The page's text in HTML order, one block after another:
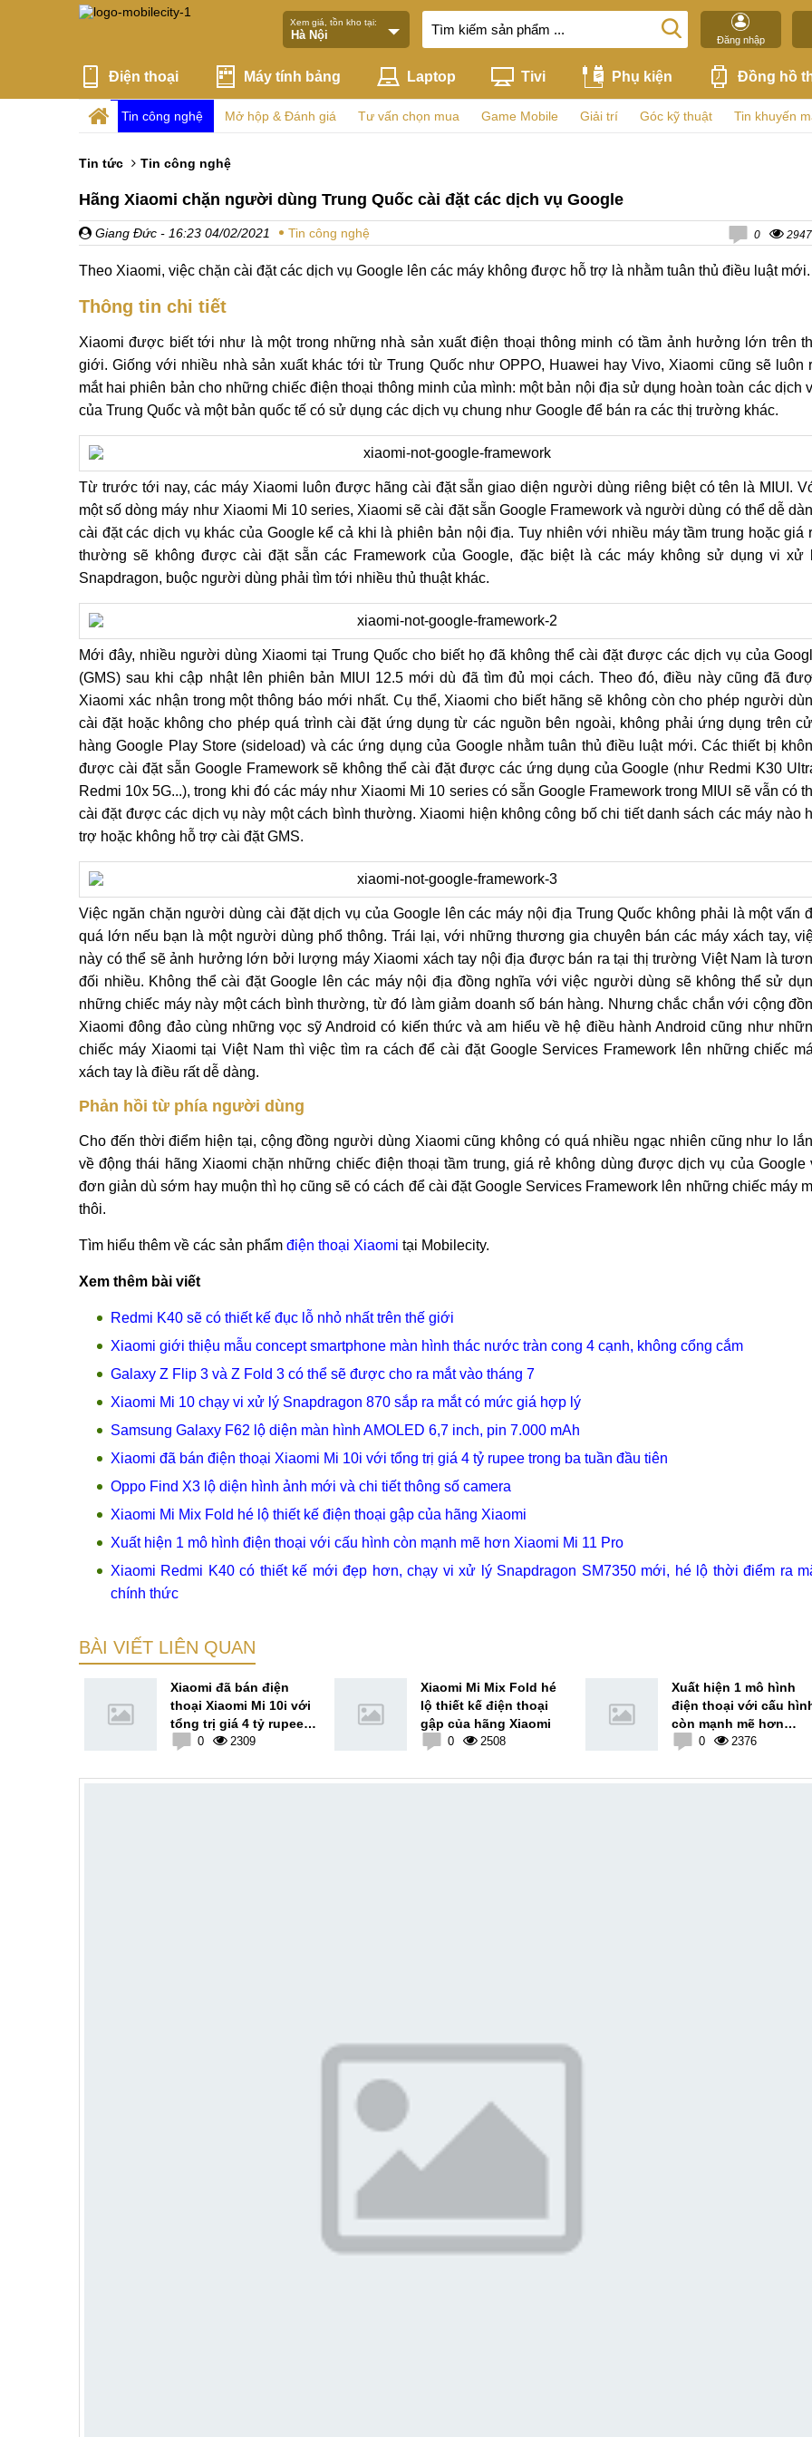
Xem giá, tồn kho tại:
Đăng nhập
Điện thoại Máy tính bảng Laptop Tivi Phụ kiện Đồng hồ
Tin công nghệ Mở hộp & Đánh giá Tư vấn chọn mua Game Mobile Giải trí Góc kỹ thuật Tin khuyến
Tin tức Tin công nghệ
Hãng Xiaomi chặn người dùng Trung Quốc cài đặt các dịch vụ Google
Giang Đức - 16:23 04/02/2021 Tin công nghệ 0 2947
Theo Xiaomi, việc chặn cài đặt các dịch vụ Google lên các máy không được hỗ trợ là nhằm tuân thủ điều luật mới.
Thông tin chi tiết
Xiaomi được biết tới như là một trong những nhà sản xuất điện thoại thông minh có tầm ảnh hưởng lớn trên
giới. Giống với nhiều nhà sản xuất khác tới từ Trung Quốc như OPPO, Huawei hay Vivo, Xiaomi cũng sẽ luôn
mắt hai phiên bản cho những chiếc điện thoại thông minh của mình: một bản nội địa sử dụng hoàn toàn các dịch
của Trung Quốc và một bản quốc tế có sử dụng các dịch vụ chung như Google để bán ra các thị trường khác.
Từ trước tới nay, các máy Xiaomi luôn được hãng cài đặt sẵn giao diện người dùng riêng biệt có tên là MIUI.
một số dòng máy như Xiaomi Mi 10 series, Xiaomi sẽ cài đặt sẵn Google Framework và người dùng có thể dễ
cài đặt các dịch vụ khác của Google kể cả khi là phiên bản nội địa. Tuy nhiên với nhiều máy tầm trung hoặc giá
thường sẽ không được cài đặt sẵn các Framework của Google, đặc biệt là các máy không sử dụng vi xử
Snapdragon, buộc người dùng phải tìm tới nhiều thủ thuật khác.
Mới đây, nhiều người dùng Xiaomi tại Trung Quốc cho biết họ đã không thể cài đặt được các dịch vụ của
(GMS) sau khi cập nhật lên phiên bản MIUI 12.5 mới dù đã tìm đủ mọi cách. Theo đó, điều này cũng đã
Xiaomi xác nhận trong một thông báo mới nhất. Cụ thể, Xiaomi cho biết hãng sẽ không còn cho phép người
cài đặt hoặc không cho phép quá trình cài đặt ứng dụng từ các nguồn bên ngoài, không phải ứng dụng trên
hàng Google Play Store (sideload) và các ứng dụng của Google nhằm tuân thủ điều luật mới. Các thiết bị
được cài đặt sẵn Google Framework sẽ không thể cài đặt được các ứng dụng của Google (như Redmi K30
Redmi 10x 5G...), trong khi đó các máy như Xiaomi Mi 10 series có sẵn Google Framework trong MIUI sẽ vẫn có
cài đặt được các dịch vụ này một cách bình thường. Xiaomi hiện không công bố chi tiết danh sách các máy nào
trợ hoặc không hỗ trợ cài đặt GMS.
Việc ngăn chặn người dùng cài đặt dịch vụ của Google lên các máy nội địa Trung Quốc không phải là một vấn
quá lớn nếu bạn là một người dùng phổ thông. Trái lại, với những thương gia chuyên bán các máy xách tay,
này có thể sẽ ảnh hưởng lớn bởi lượng máy Xiaomi xách tay nội địa được bán ra tại thị trường Việt Nam là
đối nhiều. Không thể cài đặt Google lên các máy nội địa đồng nghĩa với việc người dùng sẽ không thể sử
những chiếc máy này một cách bình thường, từ đó làm giảm doanh số bán hàng. Nhưng chắc chắn với cộng
Xiaomi đông đảo cùng những vọc sỹ Android có kiến thức và am hiểu về hệ điều hành Android cũng như
chiếc máy Xiaomi tại Việt Nam thì việc tìm ra cách để cài đặt Google Services Framework lên những chiếc
xách tay là điều rất dễ dàng.
Phản hồi từ phía người dùng
Cho đến thời điểm hiện tại, cộng đồng người dùng Xiaomi cũng không có quá nhiều ngạc nhiên cũng như lo
về động thái hãng Xiaomi chặn những chiếc điện thoại tầm trung, giá rẻ không dùng được dịch vụ của Google
đơn giản dù sớm hay muộn thì họ cũng sẽ có cách để cài đặt Google Services Framework lên những chiếc máy
thôi.
Tìm hiểu thêm về các sản phẩm điện thoại Xiaomi tại Mobilecity.
Xem thêm bài viết
Redmi K40 sẽ có thiết kế đục lỗ nhỏ nhất trên thế giới
Xiaomi giới thiệu mẫu concept smartphone màn hình thác nước tràn cong 4 cạnh, không cổng cắm
Galaxy Z Flip 3 và Z Fold 3 có thể sẽ được cho ra mắt vào tháng 7
Xiaomi Mi 10 chạy vi xử lý Snapdragon 870 sắp ra mắt có mức giá hợp lý
Samsung Galaxy F62 lộ diện màn hình AMOLED 6,7 inch, pin 7.000 mAh
Xiaomi đã bán điện thoại Xiaomi Mi 10i với tổng trị giá 4 tỷ rupee trong ba tuần đầu tiên
Oppo Find X3 lộ diện hình ảnh mới và chi tiết thông số camera
Xiaomi Mi Mix Fold hé lộ thiết kế điện thoại gập của hãng Xiaomi
Xuất hiện 1 mô hình điện thoại với cấu hình còn mạnh mẽ hơn Xiaomi Mi 11 Pro
Xiaomi Redmi K40 có thiết kế mới đẹp hơn, chạy vi xử lý Snapdragon SM7350 mới, hé lộ thời điểm ra
chính thức
BÀI VIẾT LIÊN QUAN
Xiaomi đã bán điện
thoại Xiaomi Mi 10i với
tổng trị giá 4 tỷ rupee
trong ba tuần đầu tiên
0 2309
Xiaomi Mi Mix Fold hé
lộ thiết kế điện thoại
gập của hãng Xiaomi
0 2508
Xuất hiện 1 mô hình
điện thoại với cấu hình
còn mạnh mẽ hơn
Xiaomi Mi 11 Pro
0 2376